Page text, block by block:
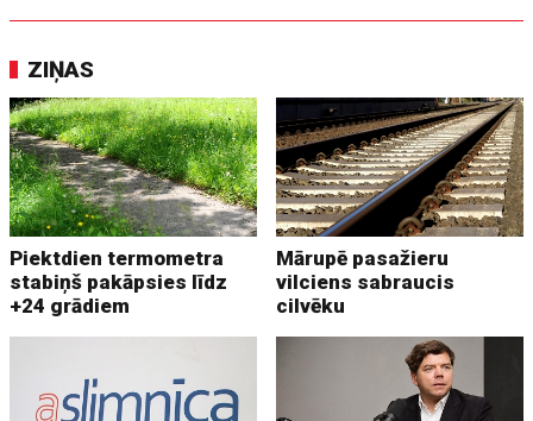
ZIŅAS
Piektdien termometra
stabiņš pakāpsies līdz
+24 grādiem
Mārupē pasažieru
vilciens sabraucis
cilvēku